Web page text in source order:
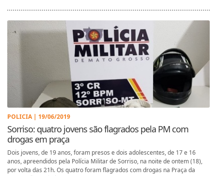
POLICIA | 19/06/2019
Sorriso: quatro jovens são flagrados pela PM com
drogas em praça
Dois jovens, de 19 anos, foram presos e dois adolescentes, de 17 e 16
anos, apreendidos pela Polícia Militar de Sorriso, na noite de ontem (18),
por volta das 21h. Os quatro foram flagrados com drogas na Praça da